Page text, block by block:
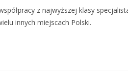
z najwyższej klasy
innych miejscach Polski.